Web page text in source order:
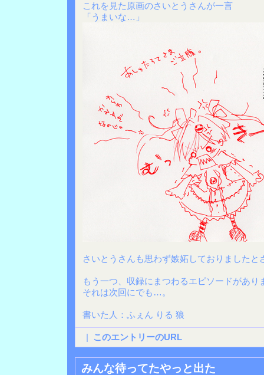
これを見た原画のさいとうさんが一言
「うまいな…」
さいとうさんも思わず嫉妬しておりましたと
もう一つ、収録にまつわるエピソードがあり
それは次回にでも…。
書いた人：ふぇん りる 狼
| このエントリーのURL
みんな待ってたやっと出た